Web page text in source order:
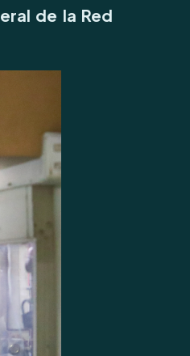
de la Red